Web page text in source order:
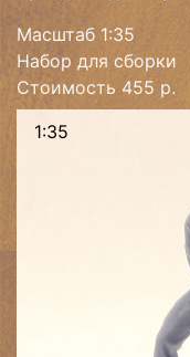
Масштаб 1:35
Набор для сборки
Стоимость 455 р.
1:35